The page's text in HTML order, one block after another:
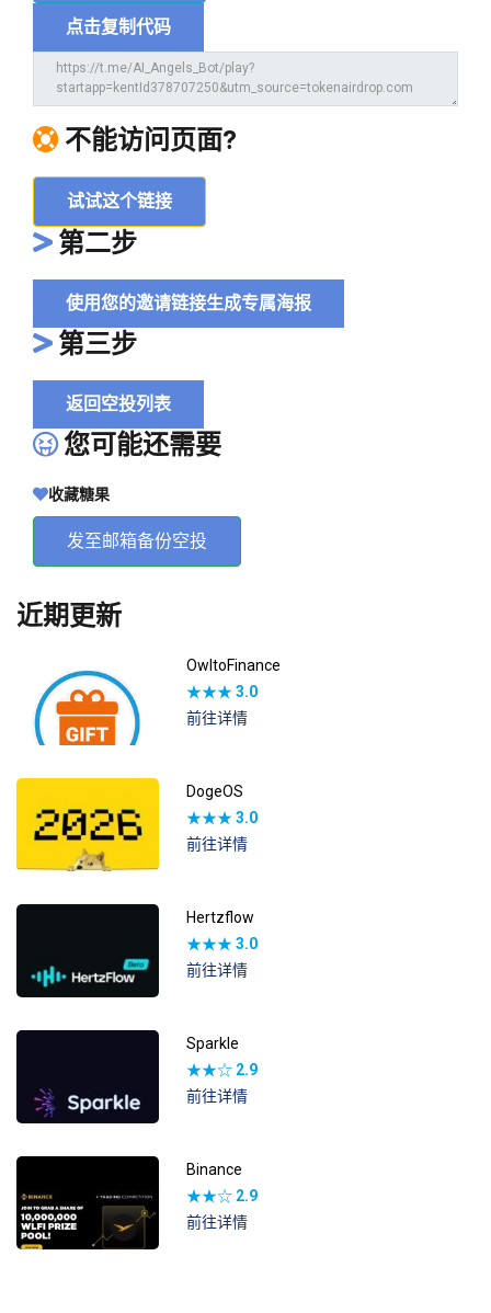
点击复制代码
不能访问页面?
试试这个链接
第二步
使用您的邀请链接生成专属海报
第三步
返回空投列表
您可能还需要
收藏糖果
发至邮箱备份空投
近期更新
OwltoFinance
★★★3.0
前往详情
DogeOS
★★★3.0
前往详情
Hertzflow
★★★3.0
前往详情
Sparkle
★★☆ 2.9
前往详情
Binance
★★☆ 2.9
前往详情